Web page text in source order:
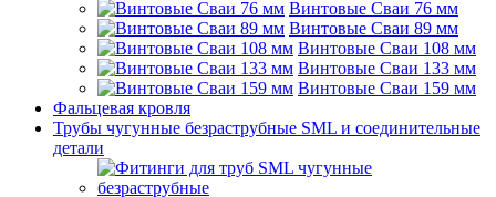
Винтовые Сваи 76 мм
Винтовые Сваи 89 мм
Винтовые Сваи 108 мм
Винтовые Сваи 133 мм
Винтовые Сваи 159 мм
Фальцевая кровля
Трубы чугунные безраструбные SML и соединительные
детали